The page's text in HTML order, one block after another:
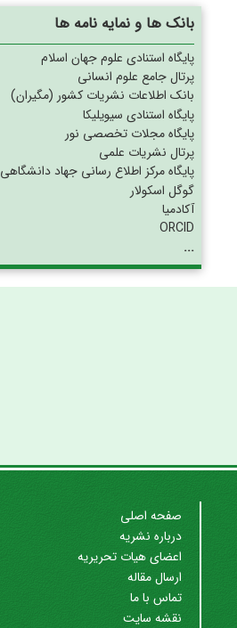
بانک ها و نمایه نامه ها
پایگاه استنادی علوم جهان اسلام
پرتال جامع علوم انسانی
بانک اطلاعات نشریات کشور (مگیران)
پایگاه استنادی سیویلیکا
پایگاه مجلات تخصصی نور
پرتال نشریات علمی
پایگاه مرکز اطلاع رسانی جهاد دانشگاهی
گوگل اسکولار
آکادمیا
ORCID
...
صفحه اصلی
درباره نشریه
اعضای هیات تحریریه
ارسال مقاله
تماس با ما
نقشه سایت